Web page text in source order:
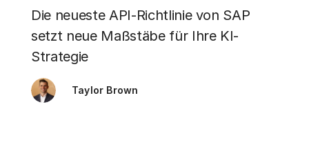
Die neueste API-Richtlinie von SAP
setzt neue Maßstäbe für Ihre KI-
Strategie
Taylor Brown